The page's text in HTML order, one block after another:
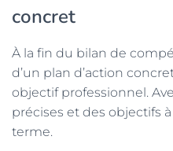
concret
À la fin du bilan de
d’un plan d’action
objectif professionnel.
précises et des objectifs
terme.